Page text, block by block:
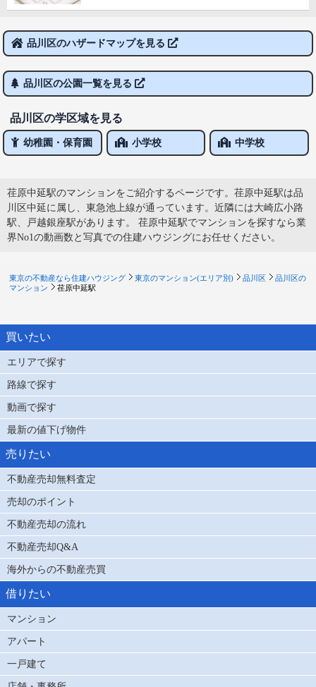
品川区のハザードマップを見る
品川区の公園一覧を見る
品川区の学区域を見る
幼稚園・保育園 小学校 中学校
荏原中延駅のマンションをご紹介するページです。荏原中延駅は品
川区中延に属し、東急池上線が通っています。近隣には大崎広小路
駅、戸越銀座駅があります。 荏原中延駅でマンションを探すなら業
界No1の動画数と写真での住建ハウジングにお任せください。
東京の不動産なら住建ハウジング 東京のマンション(エリア別) 品川区
品川区の
マンション
荏原中延駅
買いたい
エリアで探す
路線で探す
動画で探す
最新の値下げ物件
売りたい
不動産売却無料査定
売却のポイント
不動産売却の流れ
不動産売却Q&A
海外からの不動産売買
借りたい
マンション
アパート
一戸建て